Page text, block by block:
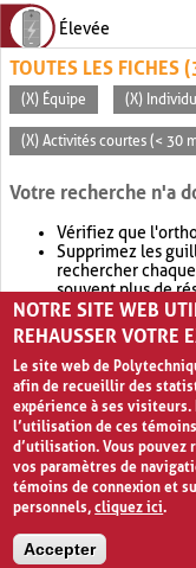
Élevée
TOUTES LES FICHES
(X) Équipe (X)
(X) Activités courtes (< 30
Votre recherche n'a
Vérifiez que
Supprimez les
rechercher
souvent plus de
Envisagez
retournera
NOTRE SITE WEB
REHAUSSER VOTRE
Le site web de
afin de recueillir des
expérience à ses visiteurs.
l’utilisation de ces
d’utilisation. Vous
vos paramètres de
témoins de connexion et
personnels,cliquez ici.
Accepter